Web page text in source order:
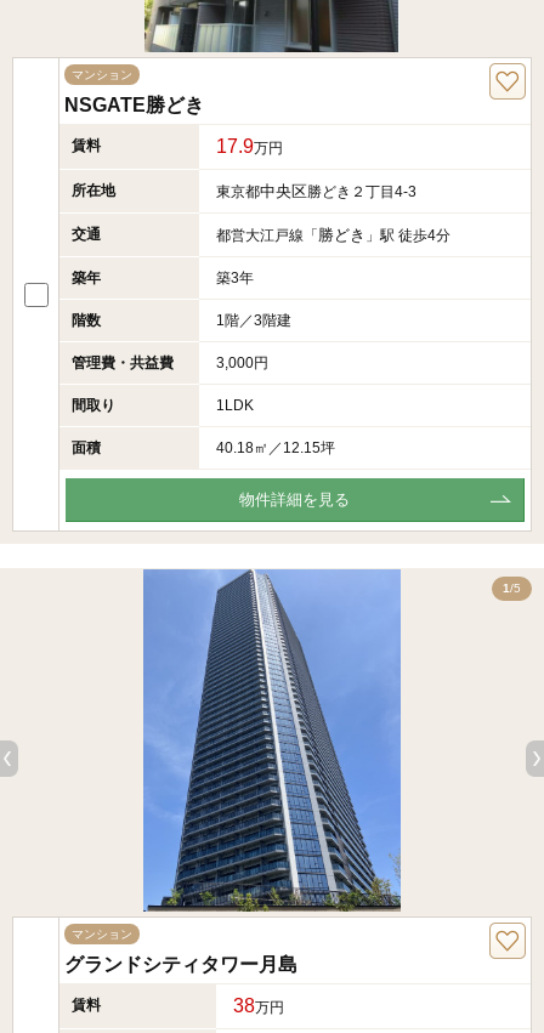
マンション
NSGATE勝どき
賃料 17.9万円
所在地 東京都中央区勝どき２丁目4-3
交通 都営大江戸線「 勝どき 」駅 徒歩4分
築年 築3年
階数 1階／3階建
管理費・共益費 3,000円
間取り 1LDK
面積 40.18㎡／12.15坪
物件詳細を見る
1/5
マンション
グランドシティタワー月島
賃料 38万円